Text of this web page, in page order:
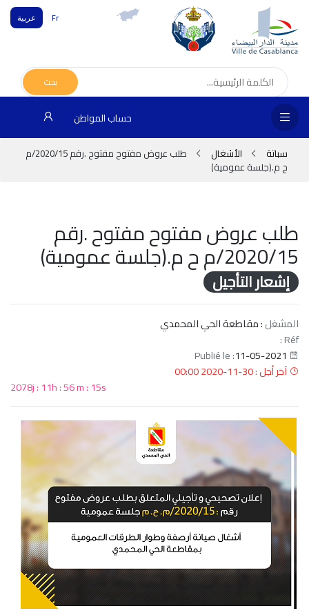
Fr عربية
بحث
حساب المواطن
سباتة الأشغال
طلب عروض مفتوح مفتوح .رقم 2020/15/م
ح م.(جلسة عمومية)
طلب عروض مفتوح مفتوح .رقم
2020/15/م ح م.(جلسة عمومية)
إشعار التأجيل
المشغل: مقاطعة الحي المحمدي
Réf :
11-05-2021
آخر أجل : 30-11-2020 00:00
2078j : 11h : 56 m : 14s